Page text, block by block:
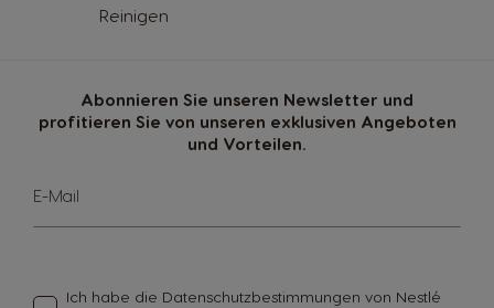
Reinigen
Abonnieren Sie unseren Newsletter und
profitieren Sie von unseren exklusiven Angeboten
und Vorteilen.
Sign
Up
for
E-Mail
Ich habe die Datenschutzbestimmungen von Nestlé